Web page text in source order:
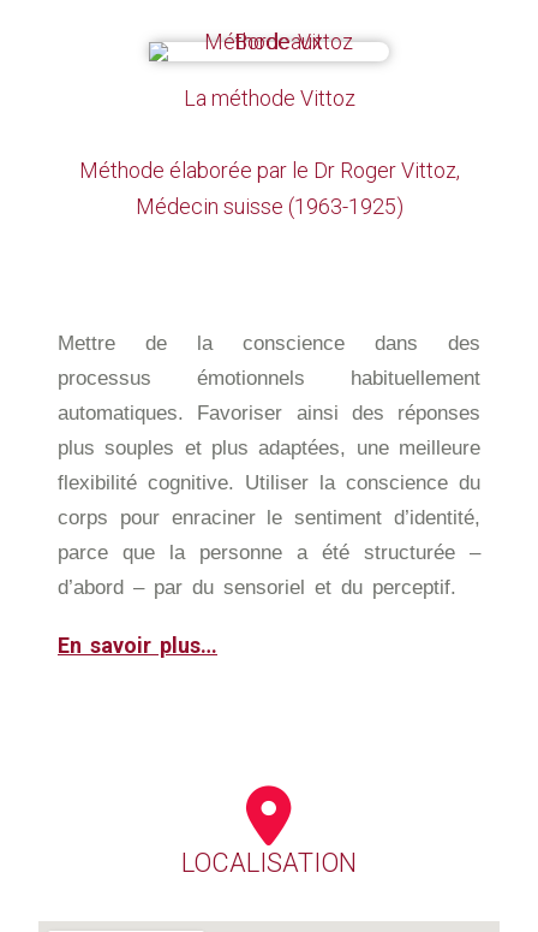
La méthode Vittoz
Méthode élaborée par le Dr Roger Vittoz,
Médecin suisse (1963-1925)
Mettre de la conscience dans des
processus émotionnels habituellement
automatiques. Favoriser ainsi des réponses
plus souples et plus adaptées, une meilleure
flexibilité cognitive. Utiliser la conscience du
corps pour enraciner le sentiment d’identité,
parce que la personne a été structurée –
d’abord – par du sensoriel et du perceptif.
En savoir plus…
LOCALISATION